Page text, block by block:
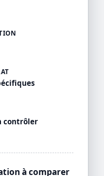
contrôler
à comparer